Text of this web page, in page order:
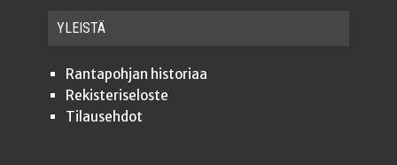
YLEISTÄ
Ran­ta­poh­jan historiaa
Rekis­te­ri­se­los­te
Tilauseh­dot